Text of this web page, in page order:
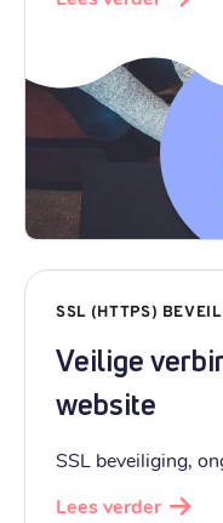
SSL (HTTPS)
Veilige
website
SSL beveiliging,
Lees verder